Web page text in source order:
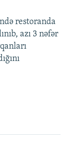
restoranda
azı 3 nəfər